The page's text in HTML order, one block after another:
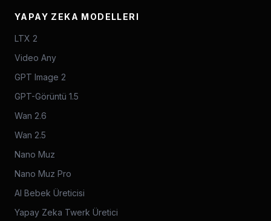
YAPAY ZEKA MODELLERI
LTX 2
Video Any
GPT Image 2
GPT-Görüntü 1.5
Wan 2.6
Wan 2.5
Nano Muz
Nano Muz Pro
AI Bebek Üreticisi
Yapay Zeka Twerk Üretici